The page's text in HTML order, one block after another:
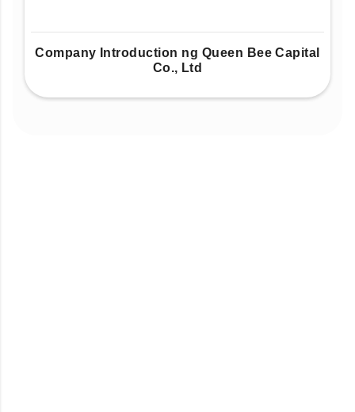
Company Introduction ng Queen Bee Capital
Co., Ltd